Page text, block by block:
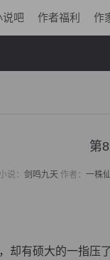
说吧 作者福利 作
第
小说： 剑鸣九天 作者： 一株
有硕大的一指压